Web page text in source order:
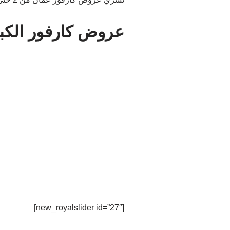
عروض كارفور
[new_royalslider id=”27″]